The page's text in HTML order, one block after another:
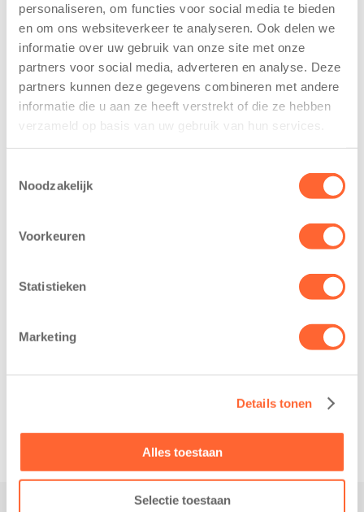
personaliseren, om functies voor social media te bieden
en om ons websiteverkeer te analyseren. Ook delen we
informatie over uw gebruik van onze site met onze
partners voor social media, adverteren en analyse. Deze
partners kunnen deze gegevens combineren met andere
informatie die u aan ze heeft verstrekt of die ze hebben
verzameld op basis van uw gebruik van hun services.
Noodzakelijk
Voorkeuren
Statistieken
Marketing
Details tonen
Alles toestaan
Selectie toestaan
Kinderen BSO
De
Westerburcht
trainen alvast
voor Kids First
Mini 4 Mijl
7 augustus 2026
2026 – Kinderen
van BSO De
Eelde trainden
voor de Kids First
Kids First
tekent
koopcontract
voor nieuw
kindcentrum in
wijk Wiarda in
Leeuwarden
11 juni 2026
realisatie van een
Leeuwarden Zuid.